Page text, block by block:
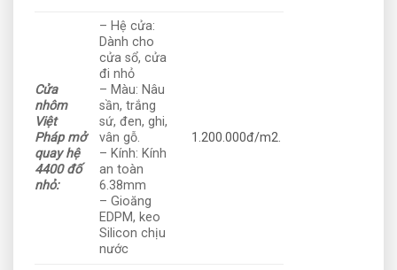
Cửa
nhôm
Việt
Pháp mở
quay hệ
4400 đố
nhỏ:
– Hệ cửa:
Dành cho
cửa sổ, cửa
đi nhỏ
– Màu: Nâu
sần, trắng
sứ, đen, ghi,
vân gỗ.
– Kính: Kính
an toàn
6.38mm
– Gioăng
EDPM, keo
Silicon chịu
nước
1.200.000đ/m2.